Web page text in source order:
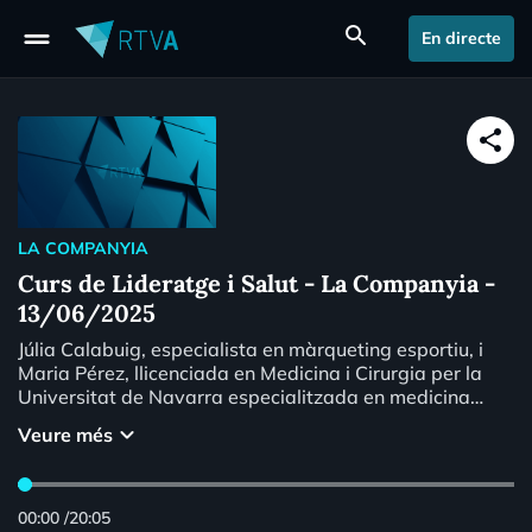
drag_handle search En directe
share
LA COMPANYIA
Curs de Lideratge i Salut - La Companyia -
13/06/2025
Júlia Calabuig, especialista en màrqueting esportiu, i
Maria Pérez, llicenciada en Medicina i Cirurgia per la
Universitat de Navarra especialitzada en medicina
integrativa, ens avancen a La Companyia el curs
“Lideratge i salut” a Andorra. Volem conèixer el
cita és aquest dissabte 14 de juny al Hive-Five
Coworking Andorra a l’Edifici BOMOSA-ALBA, Av. Dr.
Veure més keyboard_arrow_down
00:00 /20:05